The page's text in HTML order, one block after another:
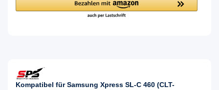
Kompatibel für Samsung Xpress SL-C 460 (CLT-